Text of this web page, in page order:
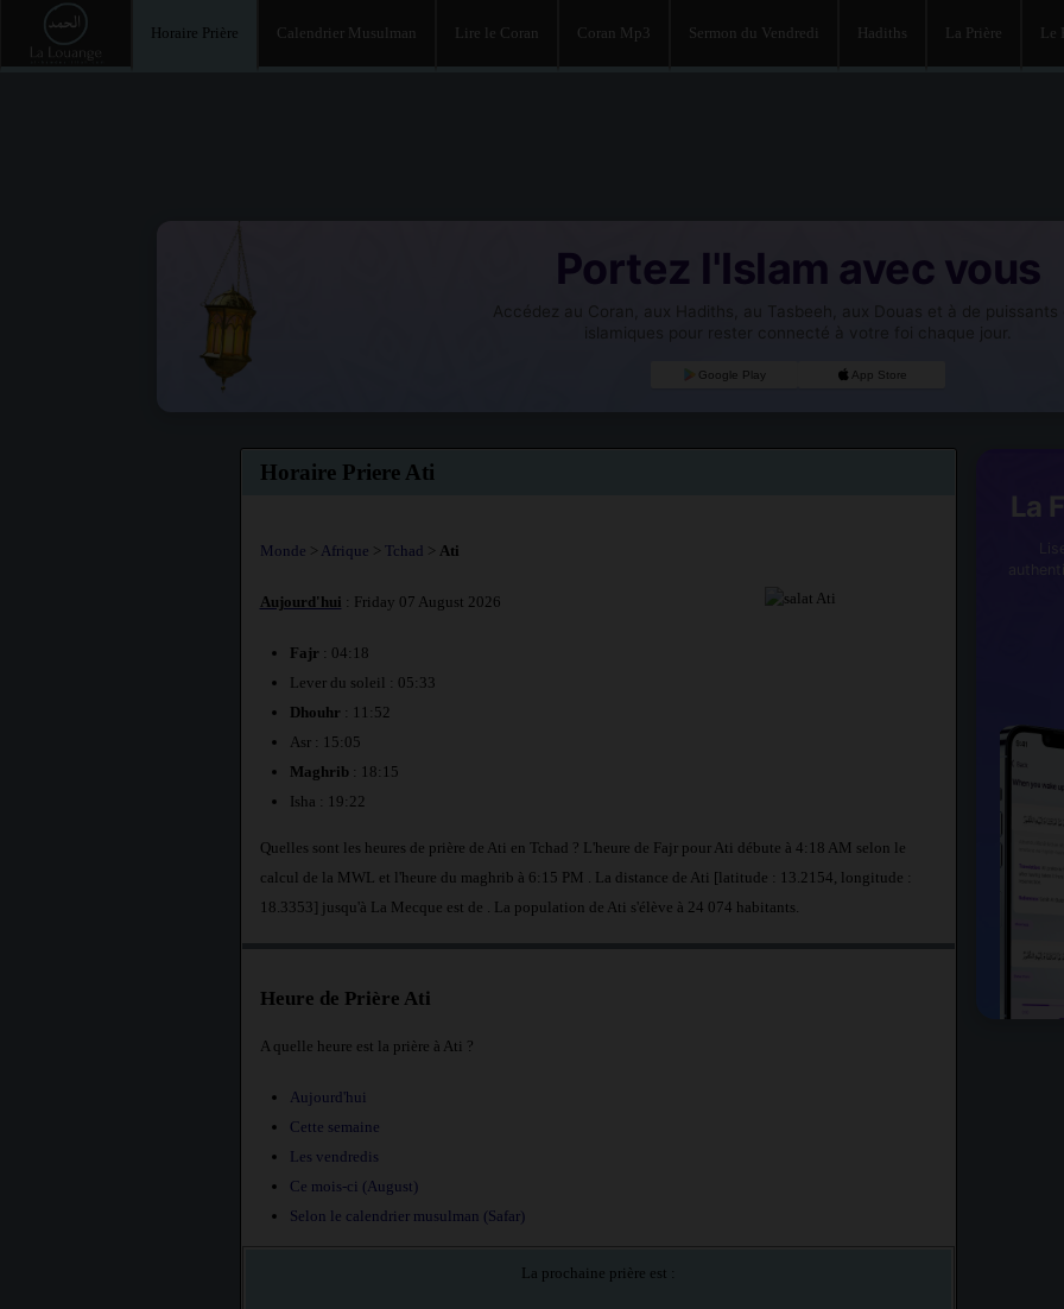
Horaire Prière Calendrier Musulman Lire le Coran Coran Mp3 Sermon du Vendredi Hadiths La Prière Le
Portez l'Islam avec vous
Accédez au Coran, aux Hadiths, au Tasbeeh, aux Douas et à de puissants
islamiques pour rester connecté à votre foi chaque jour.
Google Play App Store
Horaire Priere Ati
Monde > Afrique > Tchad > Ati
Aujourd'hui : Friday 07 August 2026
Fajr : 04:18
Lever du soleil : 05:33
Dhouhr : 11:52
Asr : 15:05
Maghrib: 18:15
Isha : 19:22
Quelles sont les heures de prière de Ati en Tchad ? L'heure de Fajr pour Ati débute à 4:18 AM selon le
calcul de la MWL et l'heure du maghrib à 6:15 PM . La distance de Ati [latitude : 13.2154, longitude :
18.3353] jusqu'à La Mecque est de
. La population de Ati s'élève à 24 074 habitants.
Heure de Prière Ati
A quelle heure est la prière à Ati ?
Aujourd'hui
Cette semaine
Les vendredis
Ce mois-ci (August)
Selon le calendrier musulman (Safar)
La prochaine prière est :
La